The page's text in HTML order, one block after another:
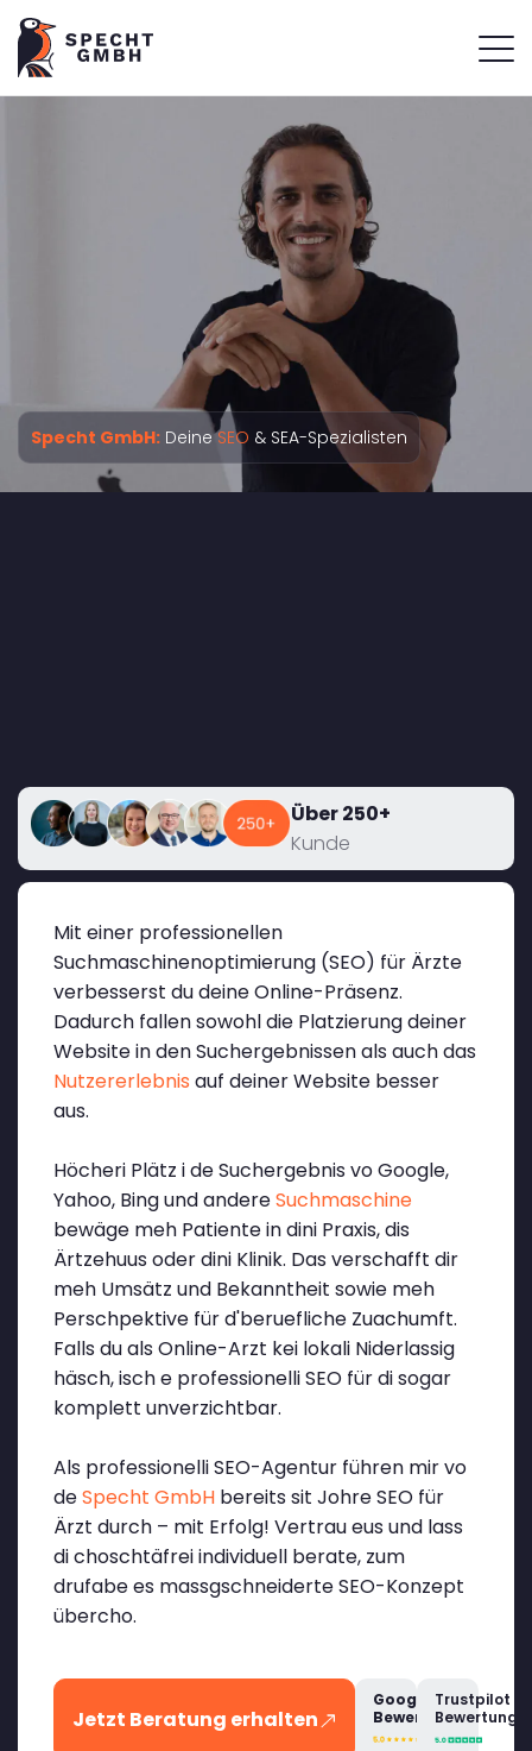
Specht GmbH: DeineSEO & SEA-Spezialisten
Über 250+
Kunde
Mit einer professionellen
Suchmaschinenoptimierung (SEO) für Ärzte
verbesserst du deine Online-Präsenz.
Dadurch fallen sowohl die Platzierung deiner
Website in den Suchergebnissen als auch das
Nutzererlebnis auf deiner Website besser
aus.
Höcheri Plätz i de Suchergebnis vo Google,
Yahoo, Bing und andereSuchmaschine
bewäge meh Patiente in dini Praxis, dis
Ärtzehuus oder dini Klinik. Das verschafft dir
meh Umsätz und Bekanntheit sowie meh
Perschpektive für d'beruefliche Zuachumft.
Falls du als Online-Arzt kei lokali Niderlassig
häsch, isch e professionelli SEO für di sogar
komplett unverzichtbar.
Als professionelli SEO-Agentur führen mir vo
deSpecht GmbH bereits sit Johre SEO für
Ärzt durch – mit Erfolg! Vertrau eus und lass
di choschtäfrei individuell berate, zum
drufabe es massgschneiderte SEO-Konzept
übercho.
Jetzt Beratung erhalten
Google
Bewertung
Trustpilot
Bewertung